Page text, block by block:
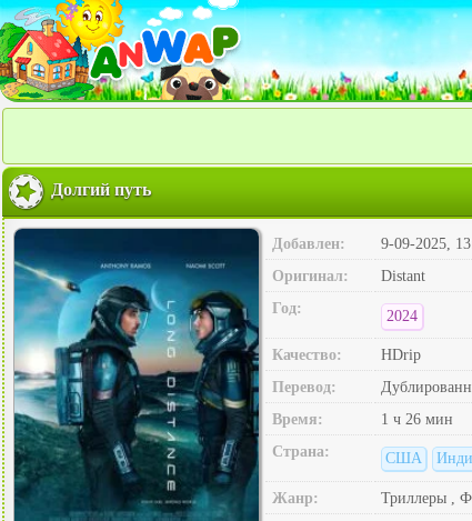
Долгий путь
Добавлен:
9-09-2025,
Оригинал:
Distant
Год:
2024
Качество:
HDrip
Перевод:
Время:
1 ч 26 мин
Страна:
США
Жанр:
Триллеры ,